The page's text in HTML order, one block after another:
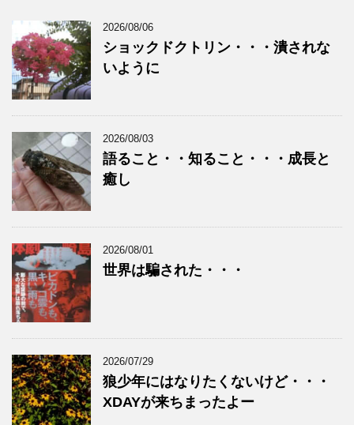
2026/08/06
ショックドクトリン・・・潰されな
いように
2026/08/03
語ること・・知ること・・・成長と
癒し
2026/08/01
世界は騙された・・・
2026/07/29
狼少年にはなりたくないけど・・・
XDAYが来ちまったよー